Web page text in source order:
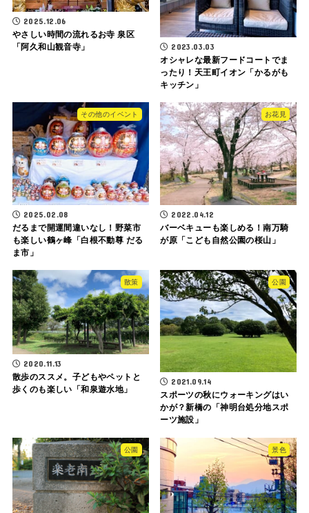
2025.12.06
やさしい時間の流れるお寺 泉区
「阿久和山観音寺」
2023.03.03
オシャレな最新フードコートでま
ったり！天王町イオン「かるがも
キッチン」
その他のイベント
2025.02.08
だるまで開運間違いなし！野菜市
も楽しい鶴ヶ峰「白根不動尊 だる
ま市」
お花見
2022.04.12
バーベキューも楽しめる！南万騎
が原「こども自然公園の桜山」
散策
2020.11.13
散歩のススメ。子どもやペットと
歩くのも楽しい「和泉遊水地」
公園
2021.09.14
スポーツの秋にウォーキングはい
かが？新橋の「神明台処分地スポ
ーツ施設」
公園 景色